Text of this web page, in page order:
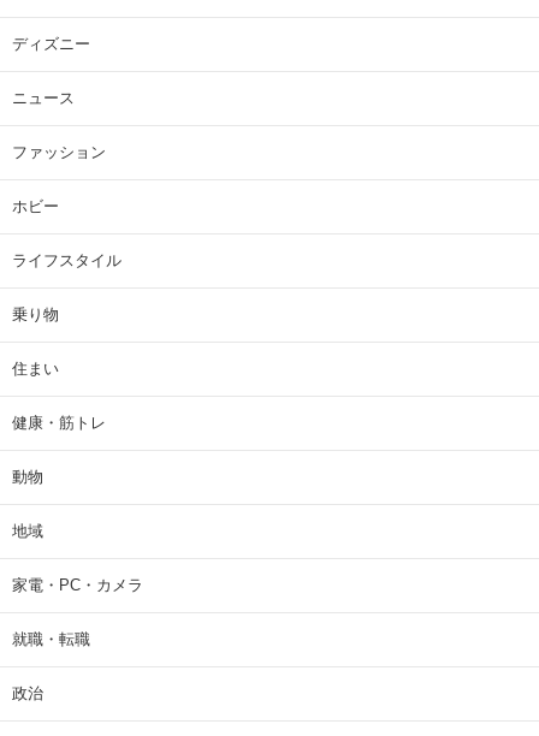
ディズニー
ニュース
ファッション
ホビー
ライフスタイル
乗り物
住まい
健康・筋トレ
動物
地域
家電・PC・カメラ
就職・転職
政治